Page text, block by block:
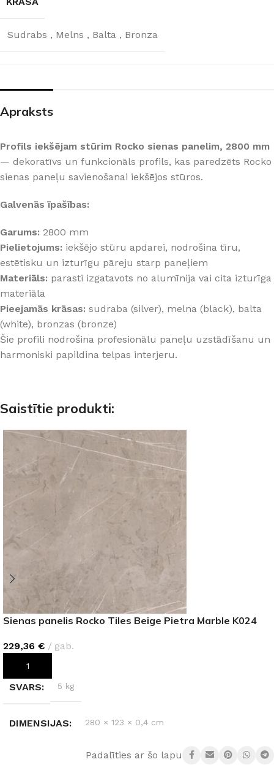
Sudrabs , Melns , Balta , Bronza
Apraksts
Profils iekšējam stūrim Rocko sienas panelim, 2800 mm
— dekoratīvs un funkcionāls profils, kas paredzēts Rocko
sienas paneļu savienošanai iekšējos stūros.
Galvenās īpašības:
Garums: 2800 mm
Pielietojums: iekšējo stūru apdarei, nodrošina tīru,
estētisku un izturīgu pāreju starp paneļiem
Materiāls: parasti izgatavots no alumīnija vai cita izturīga
materiāla
Pieejamās krāsas: sudraba (silver), melna (black), balta
(white), bronzas (bronze)
Šie profili nodrošina profesionālu paneļu uzstādīšanu un
harmoniski papildina telpas interjeru.
Saistītie produkti:
Sienas panelis Rocko Tiles Beige Pietra Marble K024
229,36 € gab.
PIEVIENOT GROZAM
SVARS 5 kg
DIMENSIJAS 280 × 123 × 0,4 cm
Beige Pietra Marble K024
Padalīties ar šo lapu: